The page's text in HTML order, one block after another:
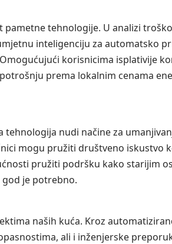
tehnologije. U analizi
inteligenciju za automatsko
korisnicima isplativije
prema lokalnim cenama
tehnologija nudi načine za
mogu pružiti društveno iskustvo
pružiti podršku kako starijim
je potrebno.
naših kuća. Kroz
ali i inženjerske